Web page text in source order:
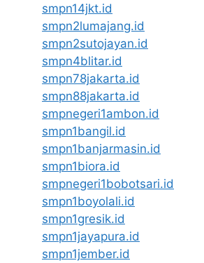
smpn14jkt.id
smpn2lumajang.id
smpn2sutojayan.id
smpn4blitar.id
smpn78jakarta.id
smpn88jakarta.id
smpnegeri1ambon.id
smpn1bangil.id
smpn1banjarmasin.id
smpn1biora.id
smpnegeri1bobotsari.id
smpn1boyolali.id
smpn1gresik.id
smpn1jayapura.id
smpn1jember.id